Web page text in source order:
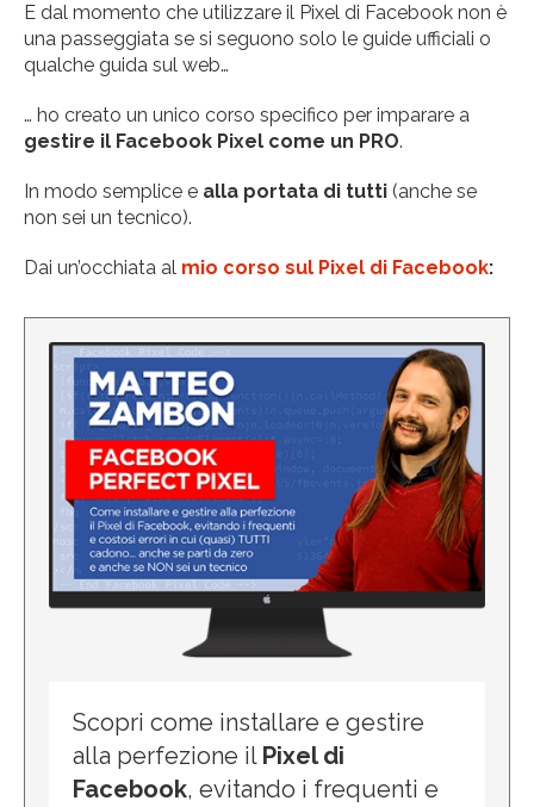
E dal momento che utilizzare il Pixel di Facebook non è
una passeggiata se si seguono solo le guide ufficiali o
qualche guida sul web…
… ho creato un unico corso specifico per imparare a
gestire il Facebook Pixel come un PRO.
In modo semplice e alla portata di tutti (anche se
non sei un tecnico).
Dai un’occhiata al mio corso sul Pixel di Facebook:
Scopri come installare e gestire
alla perfezione il Pixel di
Facebook, evitando i frequenti e